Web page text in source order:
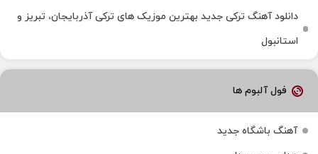
دانلود آهنگ ترکی جدید بهترین موزیک‌ های ترکی آذربایجان، تبریز و
استانبول
فول آلبوم ها
آهنگ باشگاه جدید